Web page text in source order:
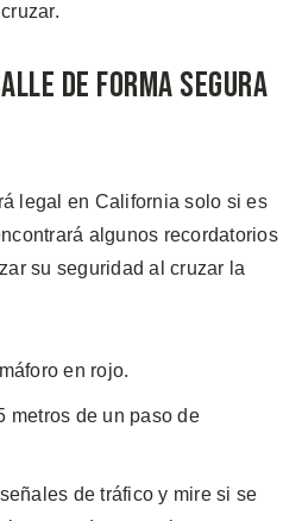
de Forma Segura
legal en California solo si es
algunos recordatorios
su seguridad al cruzar la
en rojo.
metros de un paso de
de tráfico y mire si se